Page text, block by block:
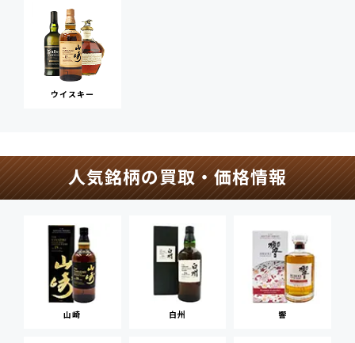
ウイスキー
人気銘柄の買取・価格情報
山崎 白州 響